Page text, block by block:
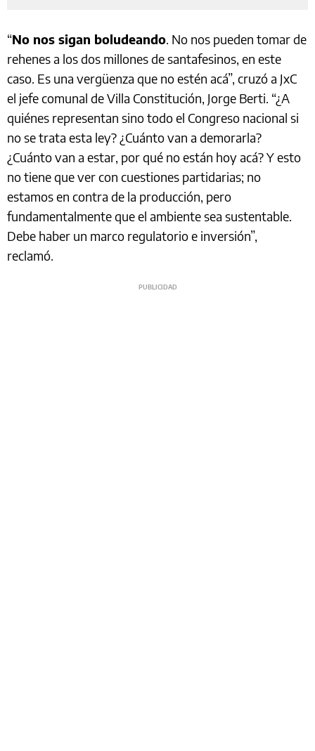
“No nos sigan boludeando. No nos pueden tomar de
rehenes a los dos millones de santafesinos, en este
caso. Es una vergüenza que no estén acá”, cruzó a JxC
el jefe comunal de Villa Constitución, Jorge Berti. “¿A
quiénes representan sino todo el Congreso nacional si
no se trata esta ley? ¿Cuánto van a demorarla?
¿Cuánto van a estar, por qué no están hoy acá? Y esto
no tiene que ver con cuestiones partidarias; no
estamos en contra de la producción, pero
fundamentalmente que el ambiente sea sustentable.
Debe haber un marco regulatorio e inversión”,
reclamó.